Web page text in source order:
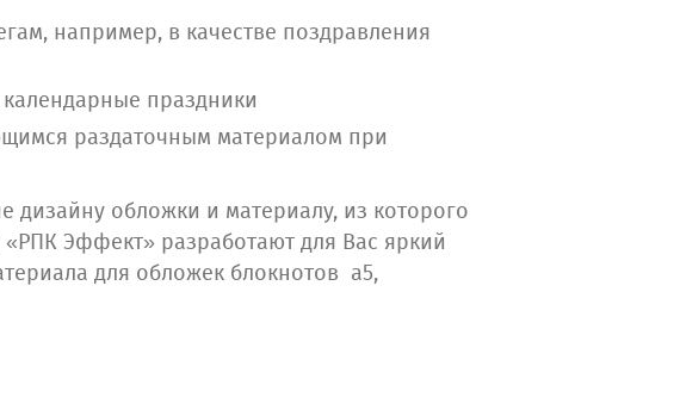
например, в качестве поздравления
праздники
раздаточным материалом при
дизайну обложки и материалу, из которого
Эффект» разработают для Вас яркий
для обложек блокнотов а5,